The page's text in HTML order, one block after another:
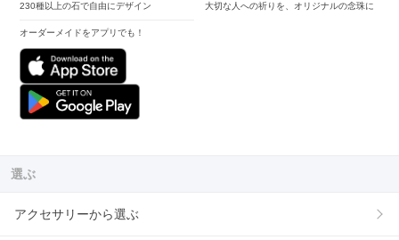
230種以上の石で自由にデザイン
オーダーメイドをアプリでも！
大切な人への祈りを、オリジナルの念珠に
選ぶ
アクセサリーから選ぶ